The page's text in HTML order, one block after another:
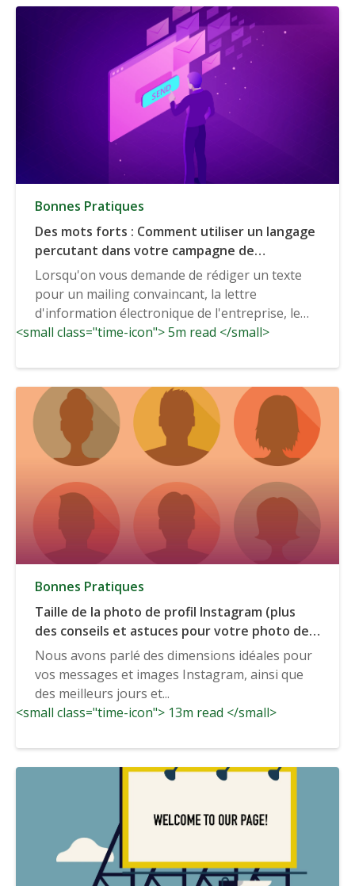
Bonnes Pratiques
Des mots forts : Comment utiliser un langage
percutant dans votre campagne de
marketing par courriel
Lorsqu'on vous demande de rédiger un texte
pour un mailing convaincant, la lettre
d'information électronique de l'entreprise, le
parfait...
<small class="time-icon"> 5m read </small>
Bonnes Pratiques
Taille de la photo de profil Instagram (plus
des conseils et astuces pour votre photo de
profil Instagram).
Nous avons parlé des dimensions idéales pour
vos messages et images Instagram, ainsi que
des meilleurs jours et...
<small class="time-icon"> 13m read </small>